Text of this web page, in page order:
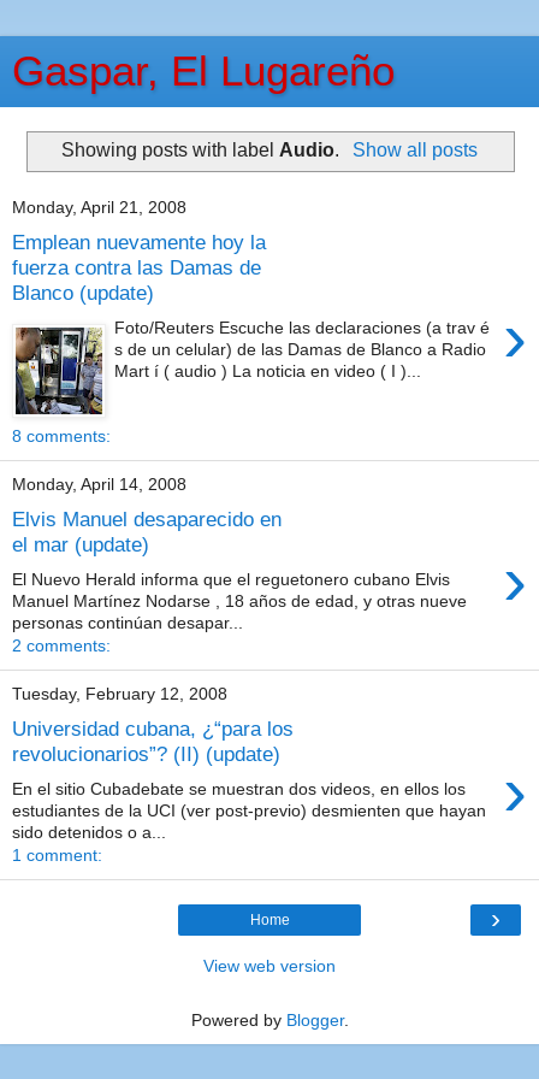
Gaspar, El Lugareño
Showing posts with label Audio. Show all posts
Monday, April 21, 2008
Emplean nuevamente hoy la
fuerza contra las Damas de
Blanco (update)
›
Foto/Reuters Escuche las declaraciones (a trav é
s de un celular) de las Damas de Blanco a Radio
Mart í ( audio ) La noticia en video ( I )...
8 comments:
Monday, April 14, 2008
Elvis Manuel desaparecido en
el mar (update)
›
El Nuevo Herald informa que el reguetonero cubano Elvis
Manuel Martínez Nodarse , 18 años de edad, y otras nueve
personas continúan desapar...
2 comments:
Tuesday, February 12, 2008
Universidad cubana, ¿“para los
revolucionarios”? (II) (update)
›
En el sitio Cubadebate se muestran dos videos, en ellos los
estudiantes de la UCI (ver post-previo) desmienten que hayan
sido detenidos o a...
1 comment:
›
Home
View web version
Powered by Blogger.